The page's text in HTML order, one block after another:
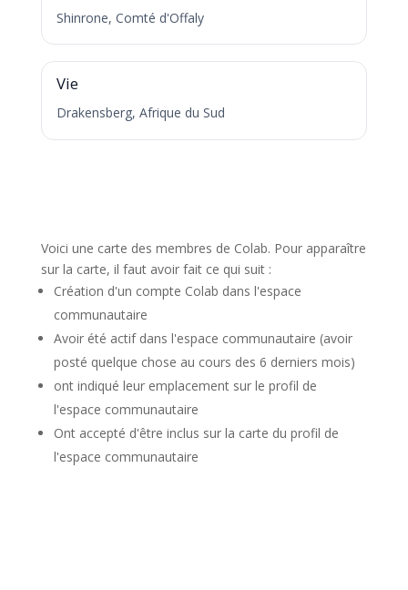
Shinrone, Comté d'Offaly
V
Vie
Drakensberg, Afrique du Sud
Voici une carte des membres de Colab. Pour apparaître
sur la carte, il faut avoir fait ce qui suit :
Création d'un compte Colab dans l'espace
communautaire
Avoir été actif dans l'espace communautaire (avoir
posté quelque chose au cours des 6 derniers mois)
ont indiqué leur emplacement sur le profil de
l'espace communautaire
Ont accepté d'être inclus sur la carte du profil de
l'espace communautaire